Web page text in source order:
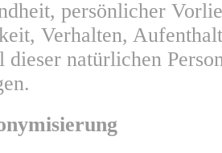
persönlicher
Verhalten,
dieser natürlichen